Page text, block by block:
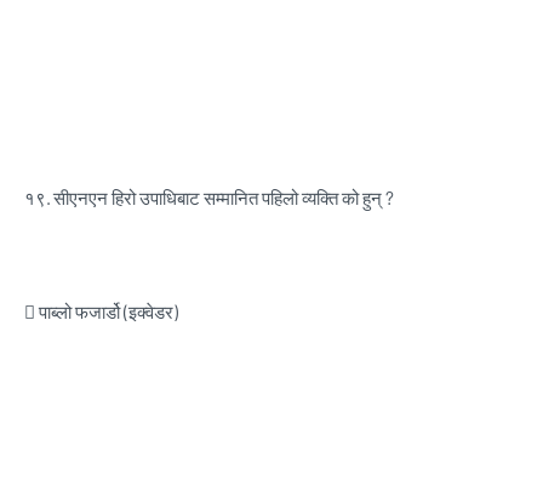
१९.सीएनएन हिरो उपाधिबाट सम्मानित पहिलो व्यक्ति को हुन् ?
 पाब्लो फजार्डो (इक्वेडर)